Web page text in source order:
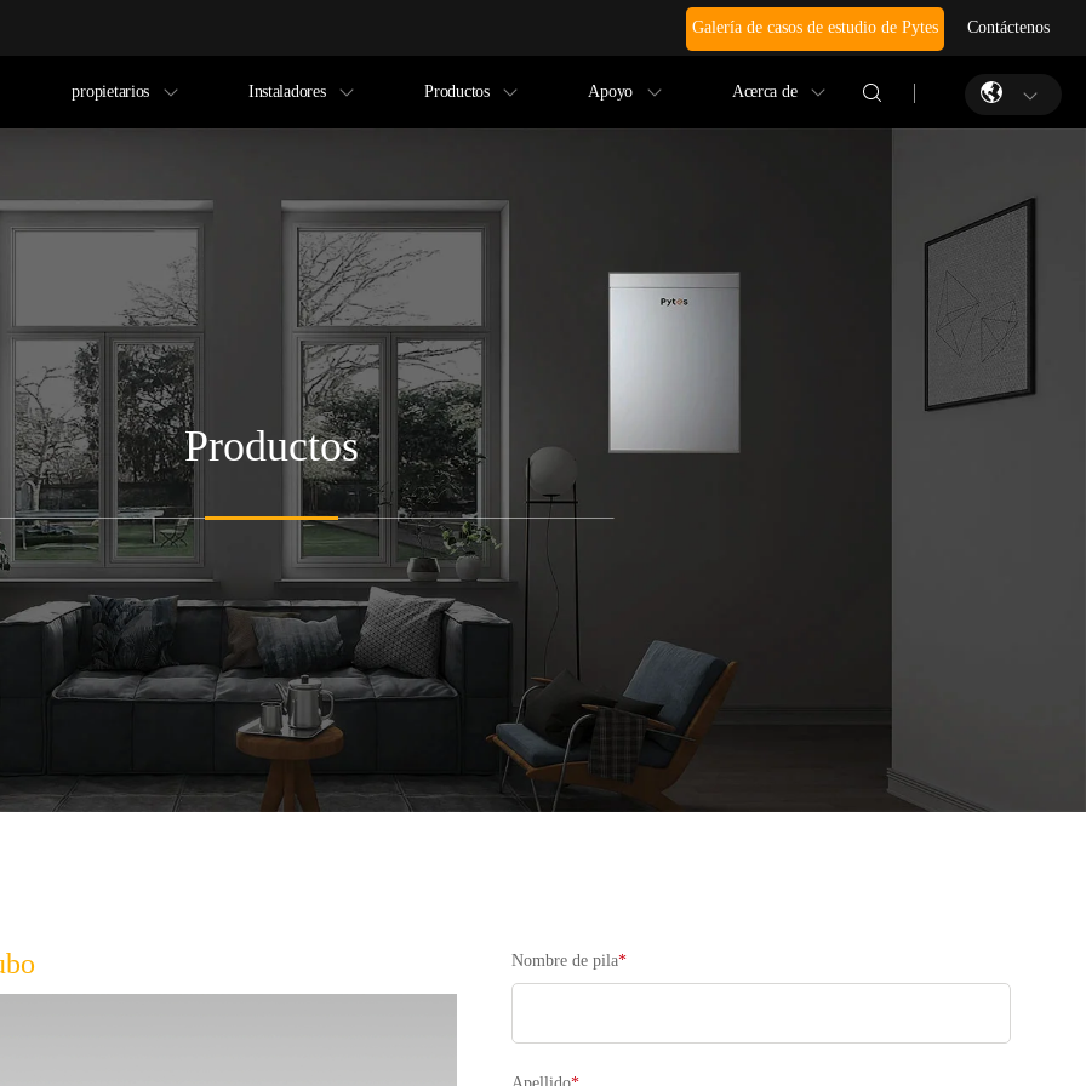
Galería de casos de estudio de Pytes Contáctenos
propietarios Instaladores Productos Apoyo Acerca de
Productos
Nombre de pila*
Apellido*